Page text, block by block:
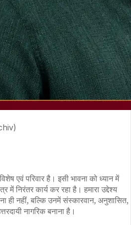
एवं परिवार है। इसी भावना को ध्यान में
में निरंतर कार्य कर रहा है। हमारा उद्देश्य
ही नहीं, बल्कि उनमें संस्कारवान, अनुशासित,
नागरिक बनाना है।